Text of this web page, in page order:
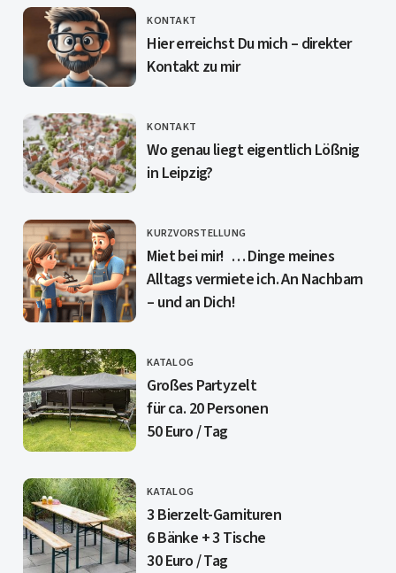
CATEGORY
KONTAKT
Hier erreichst Du mich – direkter
Kontakt zu mir
CATEGORY
KONTAKT
Wo genau liegt eigentlich Lößnig
in Leipzig?
CATEGORY
KURZVORSTELLUNG
Miet bei mir! … Dinge meines
Alltags vermiete ich. An Nachbarn
– und an Dich!
CATEGORY
KATALOG
Großes Partyzelt
für ca. 20 Personen
50 Euro / Tag
CATEGORY
KATALOG
3 Bierzelt-Garnituren
6 Bänke + 3 Tische
30 Euro / Tag